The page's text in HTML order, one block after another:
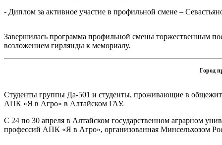
- Диплом за активное участие в профильной смене –
Завершилась программа профильной смены торжественным
возложением гирлянды к мемориалу.
Город
Студенты группы Да-501 и студенты, проживающие в
АПК «Я в Агро» в Алтайском ГАУ.
С 24 по 30 апреля в Алтайском государственном аграрном
профессий АПК «Я в Агро», организованная Минсельхозом